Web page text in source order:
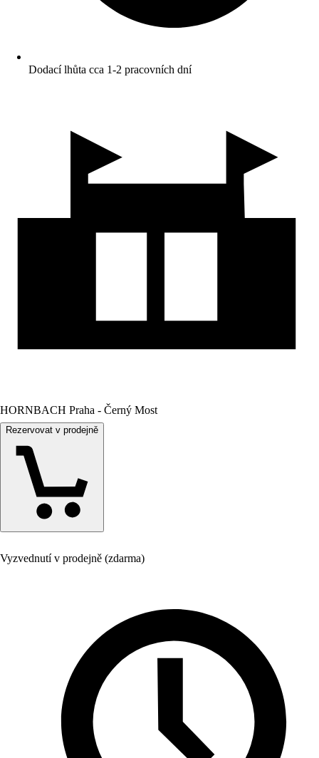
Dodací lhůta cca 1-2 pracovních dní
HORNBACH Praha - Černý Most
Rezervovat v prodejně
Vyzvednutí v prodejně (zdarma)